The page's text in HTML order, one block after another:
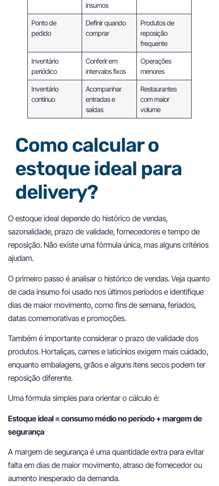
insumos
Ponto de
pedido
Definir quando
comprar
Produtos de
reposição
frequente
Inventário
periódico
Conferir em
intervalos fixos
Operações
menores
Inventário
contínuo
Acompanhar
entradas e
saídas
Restaurantes
com maior
volume
Como calcular o
estoque ideal para
delivery?
O estoque ideal depende do histórico de vendas,
sazonalidade, prazo de validade, fornecedores e tempo de
reposição. Não existe uma fórmula única, mas alguns critérios
ajudam.
O primeiro passo é analisar o histórico de vendas. Veja quanto
de cada insumo foi usado nos últimos períodos e identifique
dias de maior movimento, como fins de semana, feriados,
datas comemorativas e promoções.
Também é importante considerar o prazo de validade dos
produtos. Hortaliças, carnes e laticínios exigem mais cuidado,
enquanto embalagens, grãos e alguns itens secos podem ter
reposição diferente.
Uma fórmula simples para orientar o cálculo é:
Estoque ideal = consumo médio no período + margem de
segurança
A margem de segurança é uma quantidade extra para evitar
falta em dias de maior movimento, atraso de fornecedor ou
aumento inesperado da demanda.